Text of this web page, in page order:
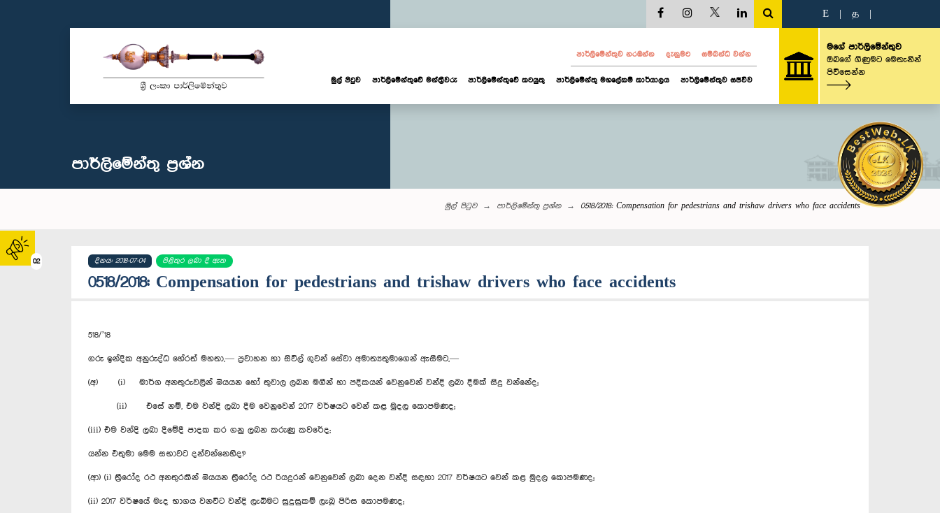
02
E த
පාර්ලි‌මේන්තුව නරඹන්න දැනුමට සම්බන්ධ වන්න
මුල් පිටුව පාර්ලි‌මේන්තුවේ මන්ත්‍රීවරු පාර්ලිමේන්තුවේ කටයුතු පාර්ලිමේන්තු මහලේකම් කාර්යාලය පාර්ලිමේන්තුව සජීවීව
මගේ පාර්ලිමේන්තුව
ඔබගේ ගිණුමට මෙතැනින්
පිවිසෙන්න
පාර්ලි‌මේන්තු‌ ප්‍රශ්න
මුල් පිටුව පාර්ලි‌මේන්තු‌ ප්‍රශ්න 0518/2018: Compensation for pedestrians and trishaw drivers who face accidents
දිනය: 2018-07-04 පිළිතුර ලබා දී ඇත
0518/2018: Compensation for pedestrians and trishaw drivers who face accidents
518/’18
ගරු ඉන්දික අනුරුද්ධ හේරත් මහතා,— ප්‍රවාහන හා සිවිල් ගුවන් සේවා අමාත්‍යතුමාගෙන් ඇසීමට,—
(අ) (i) මාර්ග අනතුරුවලින් මියයන හෝ තුවාල ලබන මගීන් හා පදිකයන් වෙනුවෙන් වන්දි ලබා දීමක් සිදු වන්නේද;
(ii) එසේ නම්, එම වන්දි ලබා දීම වෙනුවෙන් 2017 වර්ෂයට වෙන් කළ මුදල කොපමණද;
(iii) එම වන්දි ලබා දීමේදී පාදක කර ගනු ලබන කරුණු කවරේද;
යන්න එතුමා මෙම සභාවට දන්වන්නෙහිද?
(ආ) (i) ත්‍රීරෝද රථ අනතුරකින් මියයන ත්‍රීරෝද රථ රියදුරන් වෙනුවෙන් ලබා දෙන වන්දි සඳහා 2017 වර්ෂයට වෙන් කළ මුදල කොපමණද;
(ii) 2017 වර්ෂයේ මැද භාගය වනවිට වන්දි ලැබීමට සුදුසුකම් ලැබූ පිරිස කොපමණද;